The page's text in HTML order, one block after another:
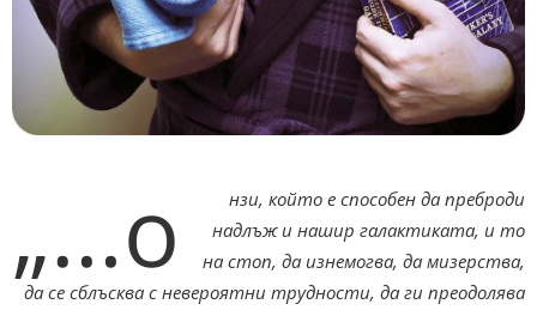
„…о
нзи, който е способен да преброди
надлъж и нашир галактиката, и то
на стоп, да изнемогва, да мизерства,
да се сблъсква с невероятни трудности, да ги преодолява